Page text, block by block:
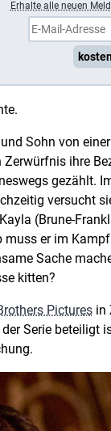
Erhalte a lle neuen
Sohn von
ihre
gezählt.
versucht
(Brune-
er im
Sache
kitten?
Pictures in
Serie beteiligt